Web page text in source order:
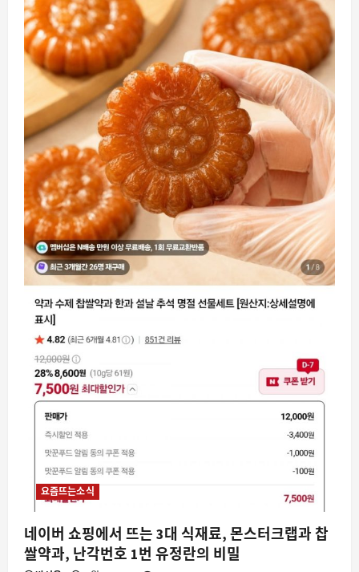
요즘뜨는소식
네이버 쇼핑에서 뜨는 3대 식재료, 몬스터크랩과 찹
쌀약과, 난각번호 1번 유정란의 비밀
2
자동차
상자 모양의 전기차 클림슨 딥오렌지 17,
왜 지금 주목받는가
8월 7, 2026 0
3
요즘뜨는소식
여름 장마철 곰팡이 잡는 필수템, 유한락
스 멀티액션 3 개 세트가 뜨는 이유
4
스팀
스팀에서 게임을 사자마자 28 분 플레이
와 두 개의 업적, 이런 일이 가능한 이유
리튬의 한계를 넘은 소듐 이온 배터리, 중
국 광산에서 실증 시작
스팀